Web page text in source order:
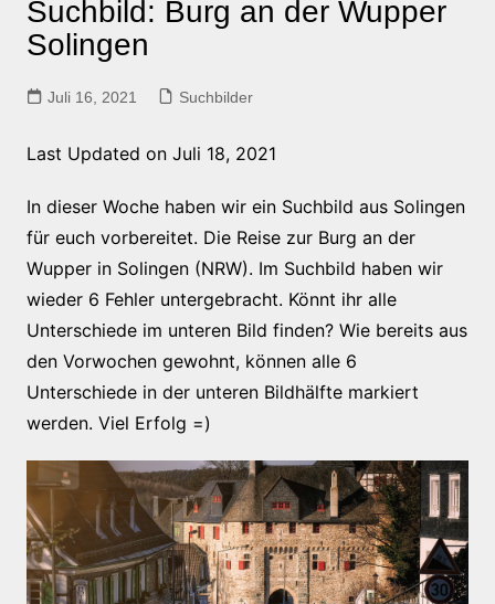
Suchbild: Burg an der Wupper
Solingen
Juli 16, 2021 Suchbilder
Last Updated on Juli 18, 2021
In dieser Woche haben wir ein Suchbild aus Solingen
für euch vorbereitet. Die Reise zur Burg an der
Wupper in Solingen (NRW). Im Suchbild haben wir
wieder 6 Fehler untergebracht. Könnt ihr alle
Unterschiede im unteren Bild finden? Wie bereits aus
den Vorwochen gewohnt, können alle 6
Unterschiede in der unteren Bildhälfte markiert
werden. Viel Erfolg =)